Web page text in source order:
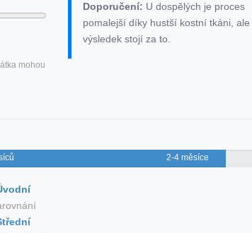
mohou
Doporučení: U dospělých je proces
pomalejší díky hustší kostní tkáni, ale
výsledek stojí za to.
2-4 měsíce